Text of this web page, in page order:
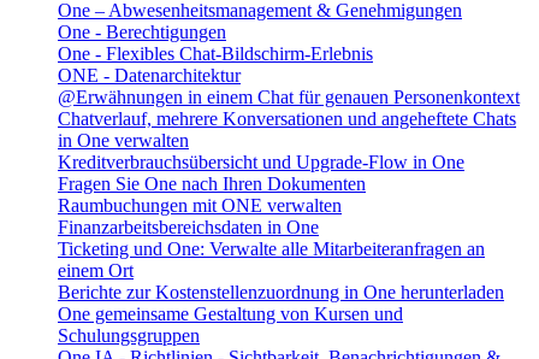
One – Abwesenheitsmanagement & Genehmigungen
One - Berechtigungen
One - Flexibles Chat-Bildschirm-Erlebnis
ONE - Datenarchitektur
@Erwähnungen in einem Chat für genauen Personenkontext
Chatverlauf, mehrere Konversationen und angeheftete Chats
in One verwalten
Kreditverbrauchsübersicht und Upgrade-Flow in One
Fragen Sie One nach Ihren Dokumenten
Raumbuchungen mit ONE verwalten
Finanzarbeitsbereichsdaten in One
Ticketing und One: Verwalte alle Mitarbeiteranfragen an
einem Ort
Berichte zur Kostenstellenzuordnung in One herunterladen
One gemeinsame Gestaltung von Kursen und
Schulungsgruppen